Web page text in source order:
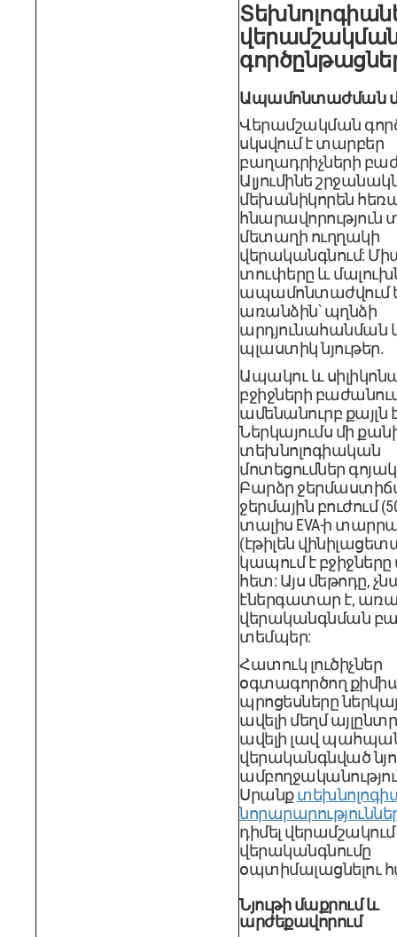
Ապամոնտաժման
Վերամշակման
սկսվում է տարբեր
բաղադրիչների
Ալյումինե
մեխանիկորեն
հնարավորություն
մետաղի ուղղակի
վերականգնում:
տուփերը և
ապամոնտաժվում
առանձին՝ պղնձի
արդյունահանման
պլաստիկ նյութեր.
Ապակու և
բջիջների
ամենանուրբ քայլն
Ներկայումս մի
տեխնոլոգիական
մոտեցումներ
Բարձր
ջերմային բուժում
տալիս EVA-ի
(էթիլեն
կապում է
հետ: Այս մեթոդը,
էներգատար է,
վերականգնման
տեմպեր:
Հատուկ լուծիչներ
օգտագործող
պրոցեսները
ավելի մեղմ
ավելի լավ
վերականգնված
Սրանք
դիմել վերամշակում
վերականգնումը
օպտիմալացնելու
Նյութի մաքրում և
արժեքավորում